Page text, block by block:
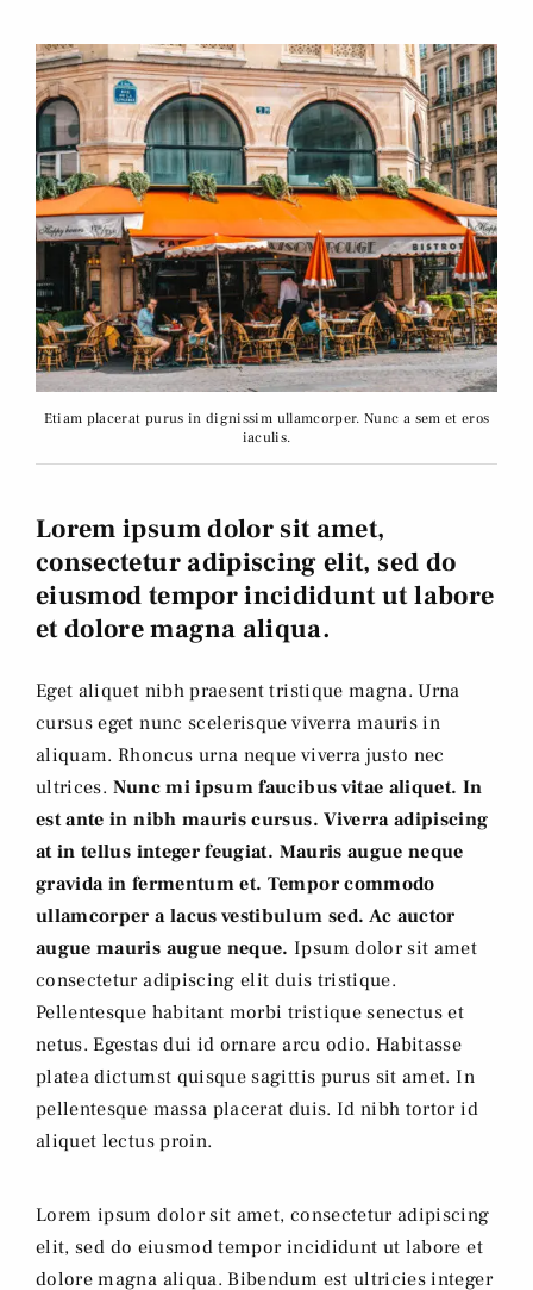
Etiam placerat purus in dignissim ullamcorper. Nunc a sem et eros
iaculis.
Lorem ipsum dolor sit amet,
consectetur adipiscing elit, sed do
eiusmod tempor incididunt ut labore
et dolore magna aliqua.
Eget aliquet nibh praesent tristique magna. Urna
cursus eget nunc scelerisque viverra mauris in
aliquam. Rhoncus urna neque viverra justo nec
ultrices. Nunc mi ipsum faucibus vitae aliquet. In
est ante in nibh mauris cursus. Viverra adipiscing
at in tellus integer feugiat. Mauris augue neque
gravida in fermentum et. Tempor commodo
ullamcorper a lacus vestibulum sed. Ac auctor
augue mauris augue neque. Ipsum dolor sit amet
consectetur adipiscing elit duis tristique.
Pellentesque habitant morbi tristique senectus et
netus. Egestas dui id ornare arcu odio. Habitasse
platea dictumst quisque sagittis purus sit amet. In
pellentesque massa placerat duis. Id nibh tortor id
aliquet lectus proin.
Lorem ipsum dolor sit amet, consectetur adipiscing
elit, sed do eiusmod tempor incididunt ut labore et
dolore magna aliqua. Bibendum est ultricies integer